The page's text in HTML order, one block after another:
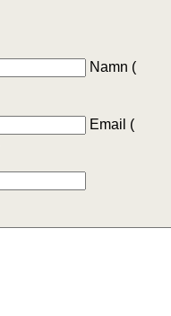
Namn (
Email (